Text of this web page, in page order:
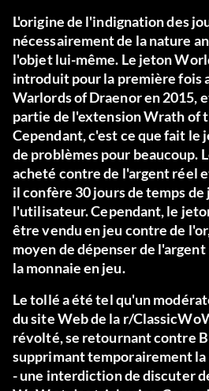
L'origine de l'indignation des
nécessairement de la nature
l'objet lui-même. Le jeton
introduit pour la première fois
Warlords of Draenor en 2015,
partie de l'extension Wrath of
Cependant, c'est ce que fait le
de problèmes pour beaucoup.
acheté contre de l'argent réel
il confère 30 jours de temps de
l'utilisateur. Cependant, le
être vendu en jeu contre de
moyen de dépenser de
la monnaie en jeu.
Le tollé a été tel qu'un
du site Web de la r/
révolté, se retournant contre
supprimant temporairement la
- une interdiction de discuter